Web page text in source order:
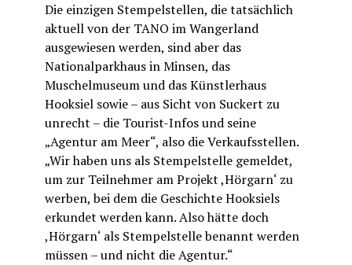
Die einzigen Stempelstellen, die tatsächlich
aktuell von der TANO im Wangerland
ausgewiesen werden, sind aber das
Nationalparkhaus in Minsen, das
Muschelmuseum und das Künstlerhaus
Hooksiel sowie – aus Sicht von Suckert zu
unrecht – die Tourist-Infos und seine
„Agentur am Meer“, also die Verkaufsstellen.
„Wir haben uns als Stempelstelle gemeldet,
um zur Teilnehmer am Projekt ,Hörgarn‘ zu
werben, bei dem die Geschichte Hooksiels
erkundet werden kann. Also hätte doch
,Hörgarn‘ als Stempelstelle benannt werden
müssen – und nicht die Agentur.“